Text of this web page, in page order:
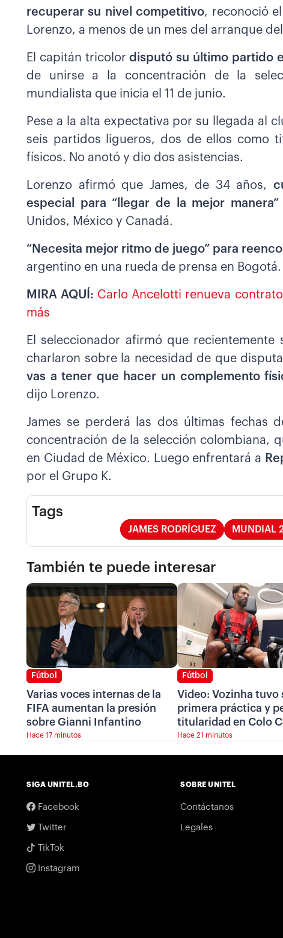
recuperar su nivel competitivo, reconoció
Lorenzo, a menos de un mes del arranque
El capitán tricolordisputó su último partido
de unirse a la concentración de la
mundialista que inicia el 11 de junio.
Pese a la alta expectativa por su llegada al
seis partidos ligueros, dos de ellos como
físicos. No anotó y dio dos asistencias.
Lorenzo afirmó que James, de 34 años,
especial para “llegar de la mejor manera”
Unidos, México y Canadá.
“Necesita mejor ritmo de juego” para
argentino en una rueda de prensa en Bogotá.
MIRA AQUÍ: Carlo Ancelotti renueva
más
El seleccionador afirmó que
charlaron sobre la necesidad de que
vas a tener que hacer un complemento
dijo Lorenzo.
James se perderá las dos últimas fechas
concentración de la selección colombiana,
en Ciudad de México. Luego enfrentará a
por el Grupo K.
Tags
JAMES RODRÍGUEZ MUNDIAL
También te puede interesar
Fútbol
Varias voces internas de la
FIFA aumentan la presión
sobre Gianni Infantino
Hace 17 minutos
Fútbol
Video: Vozinha tuvo
primera práctica y
titularidad en Colo
Hace 21 minutos
SIGA UNITEL.BO
Facebook
Twitter
TikTok
Instagram
SOBRE UNITEL
Contáctanos
Legales